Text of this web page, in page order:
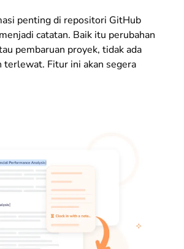
penting di repositori GitHub
catatan. Baik itu perubahan
pembaruan proyek, tidak ada
terlewat. Fitur ini akan segera